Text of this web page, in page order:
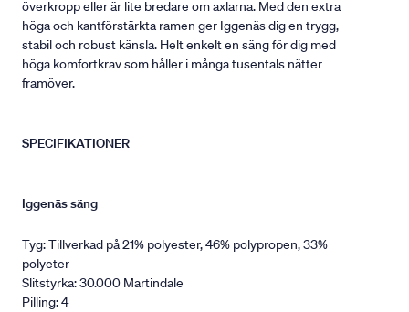
överkropp eller är lite bredare om axlarna. Med den extra
höga och kantförstärkta ramen ger Iggenäs dig en trygg,
stabil och robust känsla. Helt enkelt en säng för dig med
höga komfortkrav som håller i många tusentals nätter
framöver.
SPECIFIKATIONER
Iggenäs säng
Tyg: Tillverkad på 21% polyester, 46% polypropen, 33%
polyeter
Slitstyrka: 30.000 Martindale
Pilling: 4